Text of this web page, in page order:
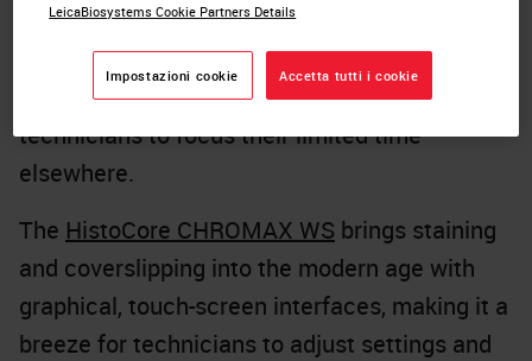
it’s time to replace reagents. The
CHROMAX WSautomates this process with a
reagent management system, enabling
technicians to focus their limited time
elsewhere.
The HistoCore CHROMAX WS brings staining
and coverslipping into the modern age with
graphical, touch-screen interfaces, making it a
breeze for technicians to adjust settings and
LeicaBiosystems Cookie Partners Details
Impostazioni cookie Accetta tutti i cookie